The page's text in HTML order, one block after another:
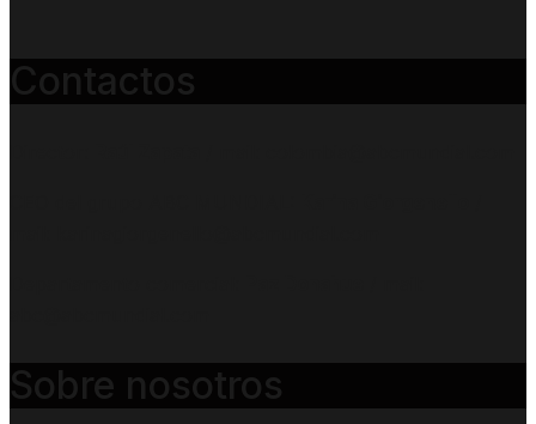
Contactos
Sobre nosotros